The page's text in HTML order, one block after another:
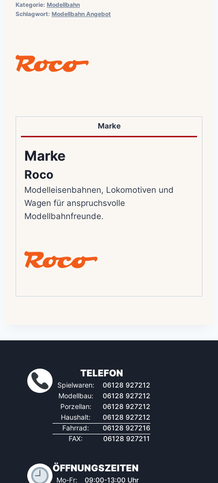
Kategorie: Modellbahn
Schlagwort: Modellbahn Angebot
Marke
Marke
Roco
Modelleisenbahnen, Lokomotiven und
Wagen für anspruchsvolle
Modellbahnfreunde.
TELEFON
Spielwaren:
06128 927212
Modellbau:
06128 927212
Porzellan:
06128 927212
Haushalt:
06128 927212
Fahrrad:
06128 927216
FAX:
06128 927211
ÖFFNUNGSZEITEN
Mo-Fr: 09:00-13:00 Uhr